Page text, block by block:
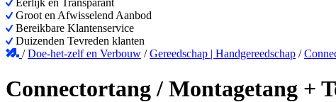
Eerlijk en Transparant
Groot en Afwisselend Aanbod
Bereikbare Klantenservice
Duizenden Tevreden klanten
/Doe-het-zelf en Verbouw /Gereedschap | Handgereedschap /
Connectortang / Montagetang +